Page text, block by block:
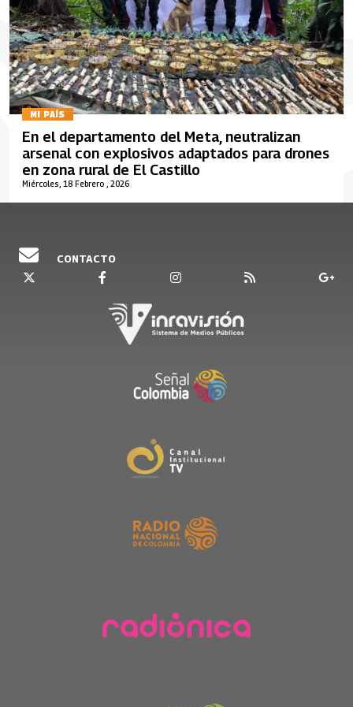
MI PAÍS
Miércoles, 18 Febrero , 2026
En el departamento del Meta, neutralizan
arsenal con explosivos adaptados para drones
en zona rural de El Castillo
CONTACTO